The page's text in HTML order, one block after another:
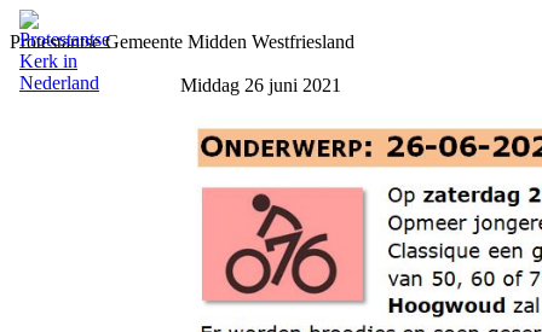
Protestantse Gemeente Midden Westfriesland
Middag 26 juni 2021